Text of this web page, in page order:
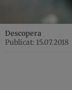
Descopera
Publicat: 15.07.2018